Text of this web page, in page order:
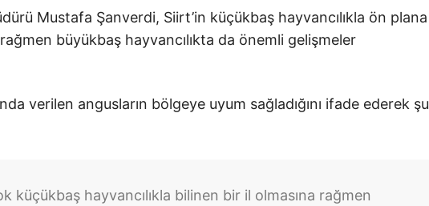
Mustafa Şanverdi, Siirt’in küçükbaş hayvancılıkla ön plana
büyükbaş hayvancılıkta da önemli gelişmeler
verilen angusların bölgeye uyum sağladığını ifade ederek şu
küçükbaş hayvancılıkla bilinen bir il olmasına rağmen